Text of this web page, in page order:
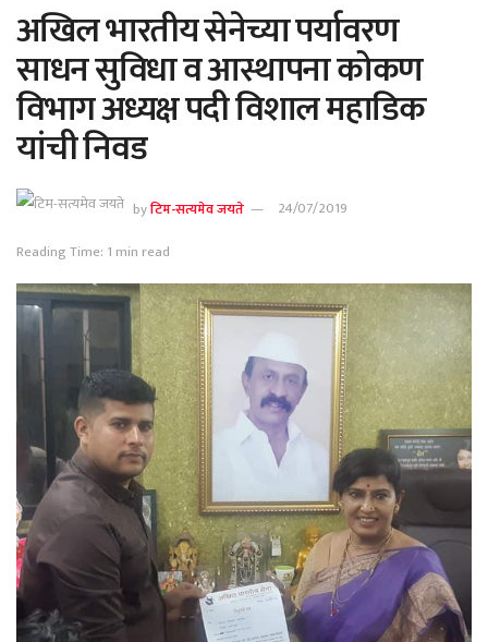
अखिल भारतीय सेनेच्या पर्यावरण
साधन सुविधा व आस्थापना कोकण
विभाग अध्यक्ष पदी विशाल महाडिक
यांची निवड
byटिम-सत्यमेव जयते
24/07/2019
Reading Time: 1 min read